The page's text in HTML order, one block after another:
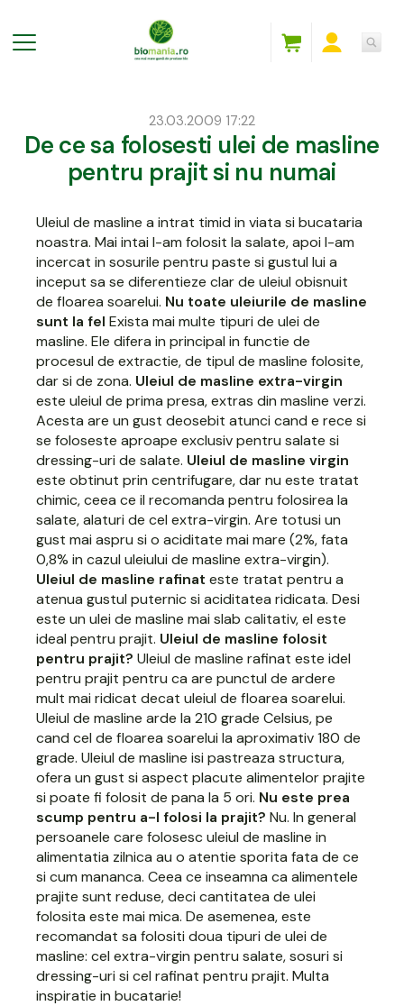
De ce sa folosesti ulei de masline
pentru prajit si nu numai
23.03.2009 17:22
Uleiul de masline a intrat timid in viata si bucataria
noastra. Mai intai l-am folosit la salate, apoi l-am
incercat in sosurile pentru paste si gustul lui a
inceput sa se diferentieze clar de uleiul obisnuit
de floarea soarelui. Nu toate uleiurile de masline
sunt la fel Exista mai multe tipuri de ulei de
masline. Ele difera in principal in functie de
procesul de extractie, de tipul de masline folosite,
dar si de zona. Uleiul de masline extra-virgin
este uleiul de prima presa, extras din masline verzi.
Acesta are un gust deosebit atunci cand e rece si
se foloseste aproape exclusiv pentru salate si
dressing-uri de salate. Uleiul de masline virgin
este obtinut prin centrifugare, dar nu este tratat
chimic, ceea ce il recomanda pentru folosirea la
salate, alaturi de cel extra-virgin. Are totusi un
gust mai aspru si o aciditate mai mare (2%, fata
0,8% in cazul uleiului de masline extra-virgin).
Uleiul de masline rafinat este tratat pentru a
atenua gustul puternic si aciditatea ridicata. Desi
este un ulei de masline mai slab calitativ, el este
ideal pentru prajit. Uleiul de masline folosit
pentru prajit? Uleiul de masline rafinat este idel
pentru prajit pentru ca are punctul de ardere
mult mai ridicat decat uleiul de floarea soarelui.
Uleiul de masline arde la 210 grade Celsius, pe
cand cel de floarea soarelui la aproximativ 180 de
grade. Uleiul de masline isi pastreaza structura,
ofera un gust si aspect placute alimentelor prajite
si poate fi folosit de pana la 5 ori. Nu este prea
scump pentru a-l folosi la prajit? Nu. In general
persoanele care folosesc uleiul de masline in
alimentatia zilnica au o atentie sporita fata de ce
si cum mananca. Ceea ce inseamna ca alimentele
prajite sunt reduse, deci cantitatea de ulei
folosita este mai mica. De asemenea, este
recomandat sa folositi doua tipuri de ulei de
masline: cel extra-virgin pentru salate, sosuri si
dressing-uri si cel rafinat pentru prajit. Multa
inspiratie in bucatarie!